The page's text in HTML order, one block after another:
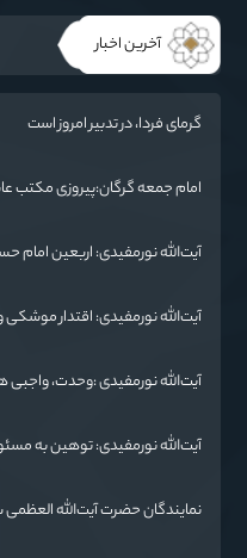
آخرین اخبار
گرمای فردا، در تدبیر امروز است
امام جمعه گرگان:پیروزی مکتب
آیت‌الله نورمفیدی: اربعین
آیت‌الله نورمفیدی: اقتدار
آیت‌الله نورمفیدی :وحدت، واجبی
آیت‌الله نورمفیدی: توهین به